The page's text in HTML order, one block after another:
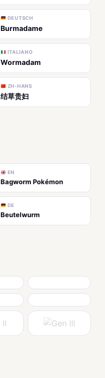
DEUTSCH
Burmadame
ITALIANO
Wormadam
ZH-HANS
结草贵妇
EN
Bagworm Pokémon
DE
Beutelwurm